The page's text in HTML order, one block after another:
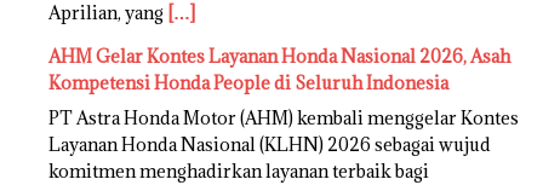
Aprilian, yang […]
AHM Gelar Kontes Layanan Honda Nasional 2026, Asah
Kompetensi Honda People di Seluruh Indonesia
PT Astra Honda Motor (AHM) kembali menggelar Kontes
Layanan Honda Nasional (KLHN) 2026 sebagai wujud
komitmen menghadirkan layanan terbaik bagi